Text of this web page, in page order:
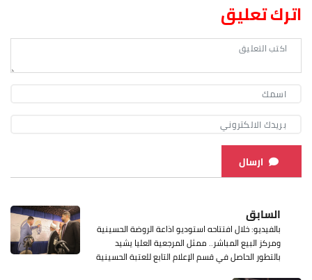
اترك تعليق
ارسال
السابق
بالفيديو: خلال افتتاحه استوديو اذاعة الروضة الحسينية
ومركز البيع المباشر.. ممثل المرجعية العليا يشيد
بالتطور الحاصل في قسم الإعلام التابع للعتبة الحسينية